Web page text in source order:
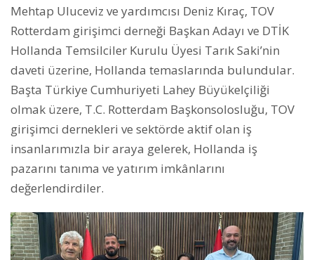
Mehtap Uluceviz ve yardımcısı Deniz Kıraç, TOV
Rotterdam girişimci derneği Başkan Adayı ve DTİK
Hollanda Temsilciler Kurulu Üyesi Tarık Saki’nin
daveti üzerine, Hollanda temaslarında bulundular.
Başta Türkiye Cumhuriyeti Lahey Büyükelçiliği
olmak üzere, T.C. Rotterdam Başkonsolosluğu, TOV
girişimci dernekleri ve sektörde aktif olan iş
insanlarımızla bir araya gelerek, Hollanda iş
pazarını tanıma ve yatırım imkânlarını
değerlendirdiler.